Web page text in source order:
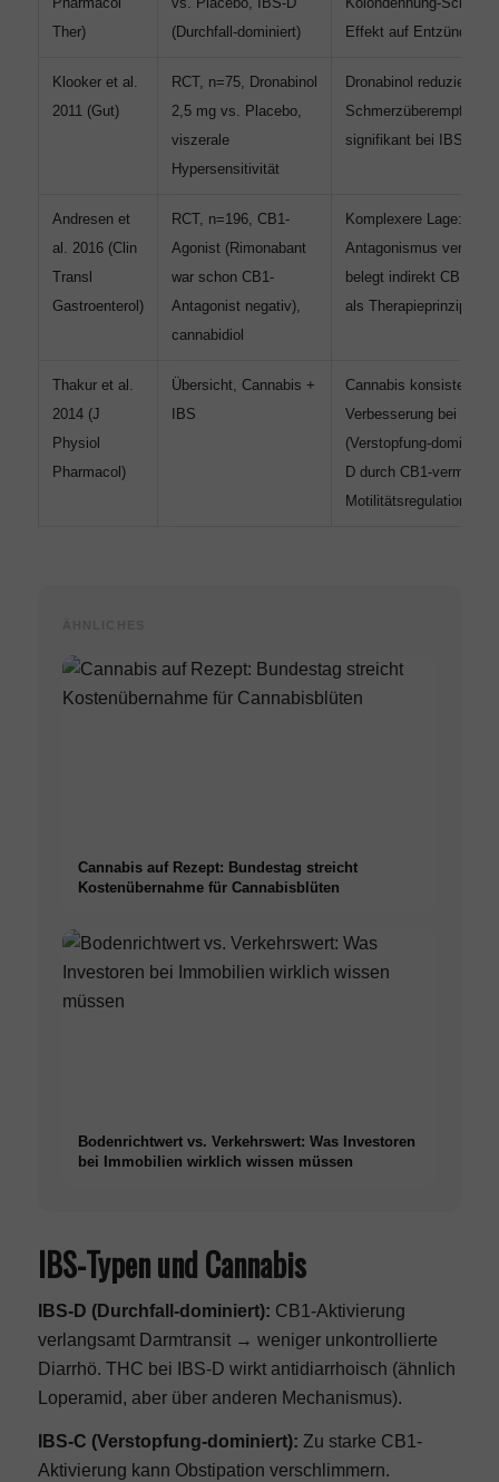
Ther)
(Durchfall-dominiert)
Effekt auf Entzündung
Klooker et al.
2011 (Gut)
RCT, n=75, Dronabinol
2,5 mg vs. Placebo,
viszerale
Hypersensitivität
Dronabinol reduziert
signifikant bei IBS-
Andresen et
al. 2016 (Clin
Transl
Gastroenterol)
RCT, n=196, CB1-
Agonist (Rimonabant
war schon CB1-
Antagonist negativ),
cannabidiol
Komplexere Lage: CB1-
Antagonismus
belegt indirekt CB1-
als Therapieprinzip
Thakur et al.
2014 (J
Physiol
Pharmacol)
Übersicht, Cannabis +
IBS
Cannabis konsistente
Verbesserung bei IBS-C
(Verstopfung-
D durch CB1-vermittelte
Motilitätsregulation
Cannabis auf Rezept: Bundestag streicht
Kostenübernahme für Cannabisblüten
Bodenrichtwert vs. Verkehrswert: Was Investoren
bei Immobilien wirklich wissen müssen
IBS-Typen und Cannabis
IBS-D (Durchfall-dominiert): CB1-Aktivierung
verlangsamt Darmtransit → weniger unkontrollierte
Diarrhö. THC bei IBS-D wirkt antidiarrhoisch (ähnlich
Loperamid, aber über anderen Mechanismus).
IBS-C (Verstopfung-dominiert): Zu starke CB1-
Aktivierung kann Obstipation verschlimmern.